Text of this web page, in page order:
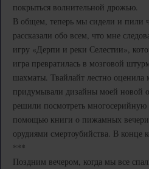
покрыться волнительной дрожью.
В общем, теперь мы сидели и пили
рассказали обо всем, что мне
игру «Дерпи и реки Селестии»,
игра превратилась в мозговой
шахматы. Твайлайт лестно
придумывали дизайны моей новой
решили посмотреть
помощью книги о пижамных
орудиями смертоубийства. В конце
***
Поздним вечером, когда мы все